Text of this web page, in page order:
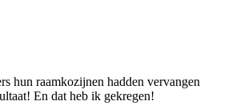
hun raamkozijnen hadden vervangen
En dat heb ik gekregen!